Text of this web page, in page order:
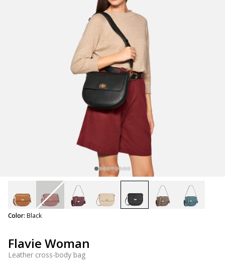
Flavie Woman
Leather cross-body bag
Color: Black